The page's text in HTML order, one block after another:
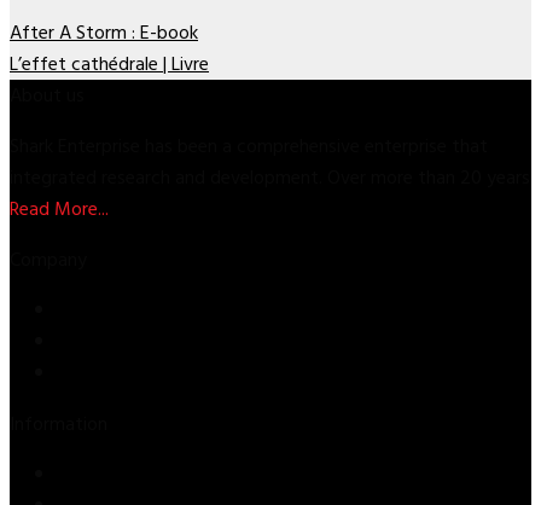
After A Storm : E-book
L’effet cathédrale | Livre
Read More...